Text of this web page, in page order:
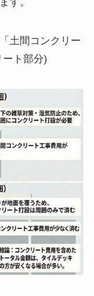
土間コンクリー
ート部分)